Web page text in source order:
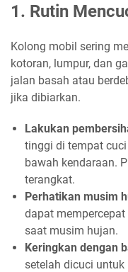
1. Rutin
Kolong mobil sering
kotoran, lumpur, dan
jalan basah atau
jika dibiarkan.
Lakukan
tinggi di tempat
bawah kendaraan.
terangkat.
Perhatikan musim
dapat
saat musim hujan.
Keringkan dengan
setelah dicuci untuk